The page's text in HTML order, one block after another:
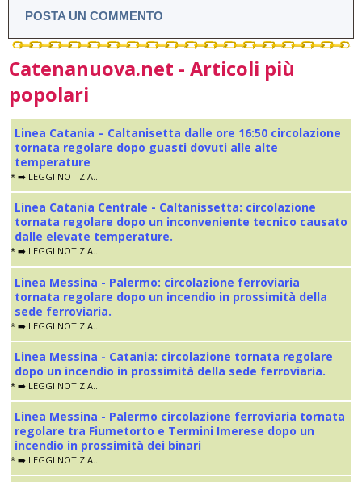
POSTA UN COMMENTO
Catenanuova.net - Articoli più
popolari
Linea Catania – Caltanisetta dalle ore 16:50 circolazione
tornata regolare dopo guasti dovuti alle alte
temperature
* ➡️ LEGGI NOTIZIA...
Linea Catania Centrale - Caltanissetta: circolazione
tornata regolare dopo un inconveniente tecnico causato
dalle elevate temperature.
* ➡️ LEGGI NOTIZIA...
Linea Messina - Palermo: circolazione ferroviaria
tornata regolare dopo un incendio in prossimità della
sede ferroviaria.
* ➡️ LEGGI NOTIZIA...
Linea Messina - Catania: circolazione tornata regolare
dopo un incendio in prossimità della sede ferroviaria.
* ➡️ LEGGI NOTIZIA...
Linea Messina - Palermo circolazione ferroviaria tornata
regolare tra Fiumetorto e Termini Imerese dopo un
incendio in prossimità dei binari
* ➡️ LEGGI NOTIZIA...